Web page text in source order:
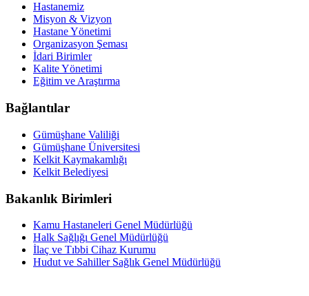
Hastanemiz
Misyon & Vizyon
Hastane Yönetimi
Organizasyon Şeması
İdari Birimler
Kalite Yönetimi
Eğitim ve Araştırma
Bağlantılar
Gümüşhane Valiliği
Gümüşhane Üniversitesi
Kelkit Kaymakamlığı
Kelkit Belediyesi
Bakanlık Birimleri
Kamu Hastaneleri Genel Müdürlüğü
Halk Sağlığı Genel Müdürlüğü
İlaç ve Tıbbi Cihaz Kurumu
Hudut ve Sahiller Sağlık Genel Müdürlüğü